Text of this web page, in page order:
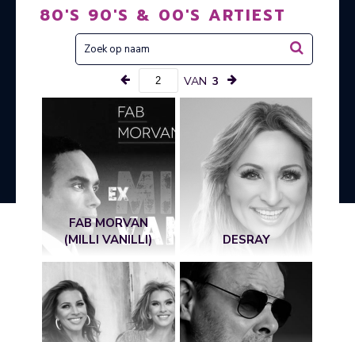
80'S 90'S & 00'S ARTIEST
VAN 3
FAB MORVAN
(MILLI VANILLI)
DESRAY